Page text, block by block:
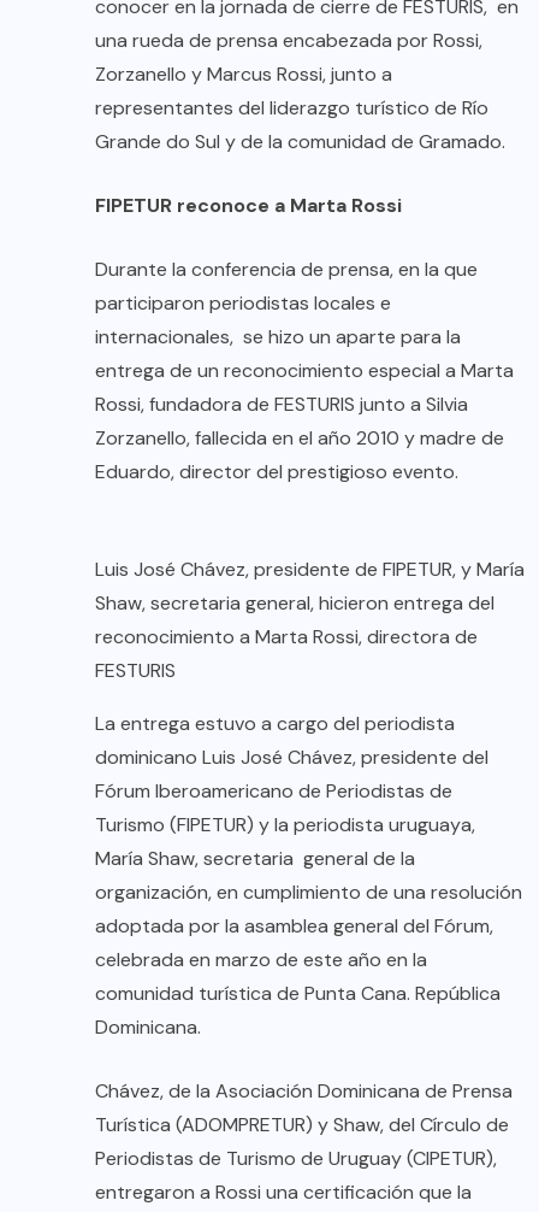
conocer en la jornada de cierre de FESTURIS, en
una rueda de prensa encabezada por Rossi,
Zorzanello y Marcus Rossi, junto a
representantes del liderazgo turístico de Río
Grande do Sul y de la comunidad de Gramado.
FIPETUR reconoce a Marta Rossi
Durante la conferencia de prensa, en la que
participaron periodistas locales e
internacionales, se hizo un aparte para la
entrega de un reconocimiento especial a Marta
Rossi, fundadora de FESTURIS junto a Silvia
Zorzanello, fallecida en el año 2010 y madre de
Eduardo, director del prestigioso evento.
Luis José Chávez, presidente de FIPETUR, y María
Shaw, secretaria general, hicieron entrega del
reconocimiento a Marta Rossi, directora de
FESTURIS
La entrega estuvo a cargo del periodista
dominicano Luis José Chávez, presidente del
Fórum Iberoamericano de Periodistas de
Turismo (FIPETUR) y la periodista uruguaya,
María Shaw, secretaria general de la
organización, en cumplimiento de una resolución
adoptada por la asamblea general del Fórum,
celebrada en marzo de este año en la
comunidad turística de Punta Cana. República
Dominicana.
Chávez, de la Asociación Dominicana de Prensa
Turística (ADOMPRETUR) y Shaw, del Círculo de
Periodistas de Turismo de Uruguay (CIPETUR),
entregaron a Rossi una certificación que la